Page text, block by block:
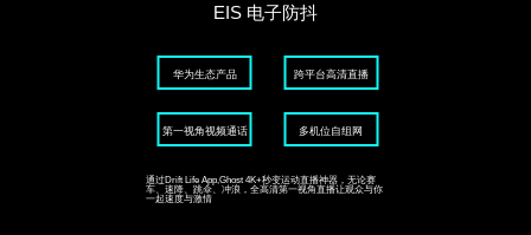
EIS 电子防抖
华为生态产品 跨平台高清直播
第一视角视频通话 多机位自组网
通过Drift Life App,Ghost 4K+秒变运动直播神器，无论赛
车、速降、跳伞、冲浪，全高清第一视角直播让观众与你
一起速度与激情